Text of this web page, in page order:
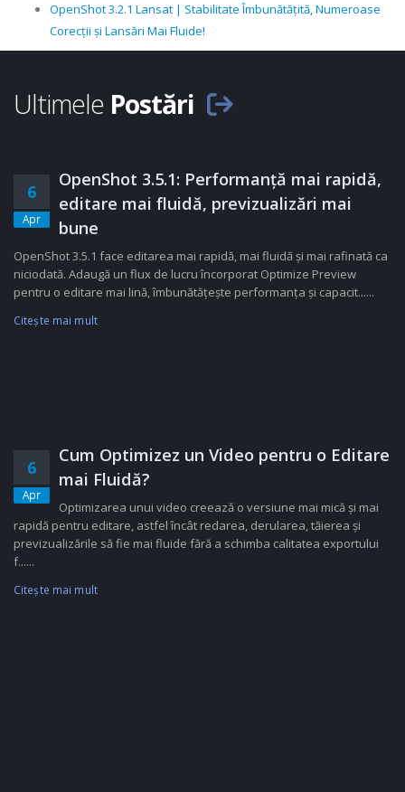
OpenShot 3.2.1 Lansat | Stabilitate Îmbunătățită, Numeroase
Corecții și Lansări Mai Fluide!
Ultimele Postări
6
Apr
OpenShot 3.5.1: Performanță mai rapidă,
editare mai fluidă, previzualizări mai
bune
OpenShot 3.5.1 face editarea mai rapidă, mai fluidă și mai rafinată ca
niciodată. Adaugă un flux de lucru încorporat Optimize Preview
pentru o editare mai lină, îmbunătățește performanța și capacit......
Citeşte mai mult
6
Apr
Cum Optimizez un Video pentru o Editare
mai Fluidă?
Optimizarea unui video creează o versiune mai mică și mai
rapidă pentru editare, astfel încât redarea, derularea, tăierea și
previzualizările să fie mai fluide fără a schimba calitatea exportului
f......
Citeşte mai mult